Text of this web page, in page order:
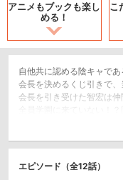
アニメもブックも楽し
める！
こ
自他共に認める陰キャで
会長を決めるくじ引きで
会長を引き受けた智宏は
全員学園に来ていない！
み」、そして妹の「和泉
て……！アニメでは、ゲー
で繰り広げられる５人の
たちが、生徒会の枠組み
エピソード（全12話）